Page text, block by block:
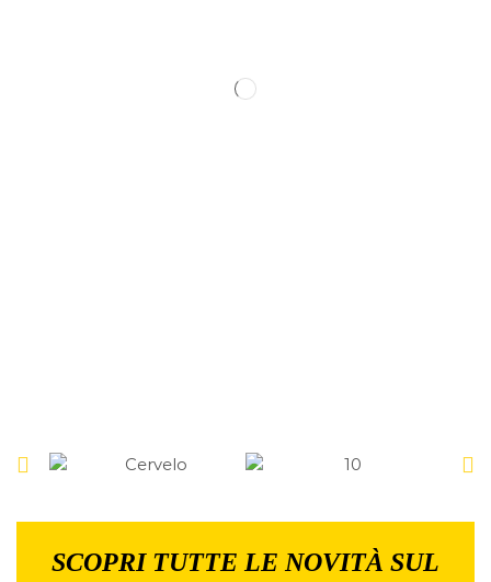
SCOPRI TUTTE LE NOVITÀ SUL